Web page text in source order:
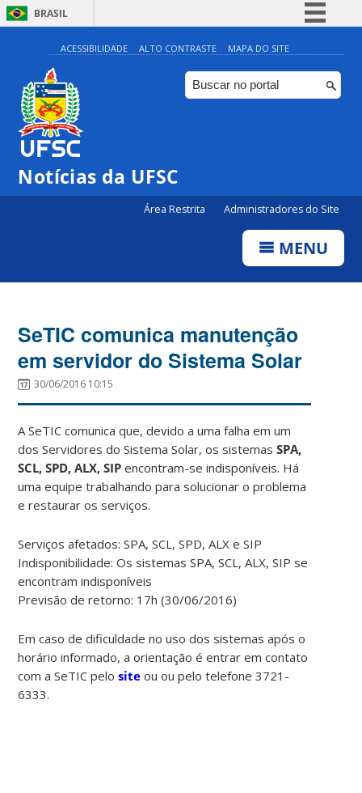
BRASIL
Simplifique!
Comunica BR
Participe
ACESSIBILIDADE ALTO CONTRASTE MAPA DO SITE
Notícias da UFSC
Área Restrita Administradores do Site
MENU
SeTIC comunica manutenção
em servidor do Sistema Solar
30/06/2016 10:15
A SeTIC comunica que, devido a uma falha em um
dos Servidores do Sistema Solar, os sistemasSPA,
SCL,SPD, ALX, SIPencontram-se indisponíveis. Há
uma equipe trabalhando para solucionar o problema
e restaurar os serviços.
Serviços afetados: SPA, SCL, SPD, ALX e SIP
Indisponibilidade: Os sistemas SPA, SCL, ALX, SIP se
encontram indisponíveis
Previsão de retorno: 17h (30/06/2016)
Em caso de dificuldade no uso dos sistemas após o
horário informado, a orientação é entrar em contato
com a SeTIC pelosite ou ou pelo telefone 3721-
6333.